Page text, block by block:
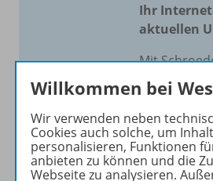
Ihr
aktuellen
Mit
wir Ihnen
Ihren
einfach zu
Woche drei
großem
Willkommen bei
Wir verwenden neben
Cookies auch solche, um
personalisieren, Funktionen
anbieten zu können und die
Webseite zu analysieren.